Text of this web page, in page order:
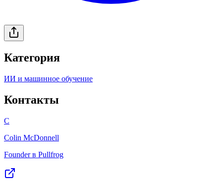
Категория
ИИ и машинное обучение
Контакты
C
Colin McDonnell
Founder в Pullfrog